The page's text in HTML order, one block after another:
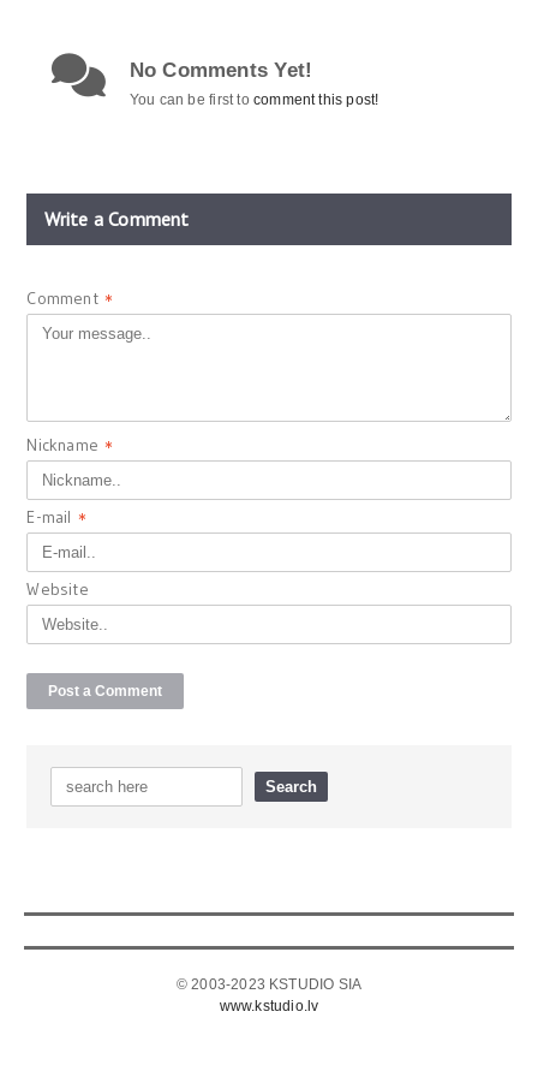
No Comments Yet!
You can be first to comment this post!
Write a Comment
Comment *
Nickname *
E-mail *
Website
© 2003-2023 KSTUDIO SIA
www.kstudio.lv